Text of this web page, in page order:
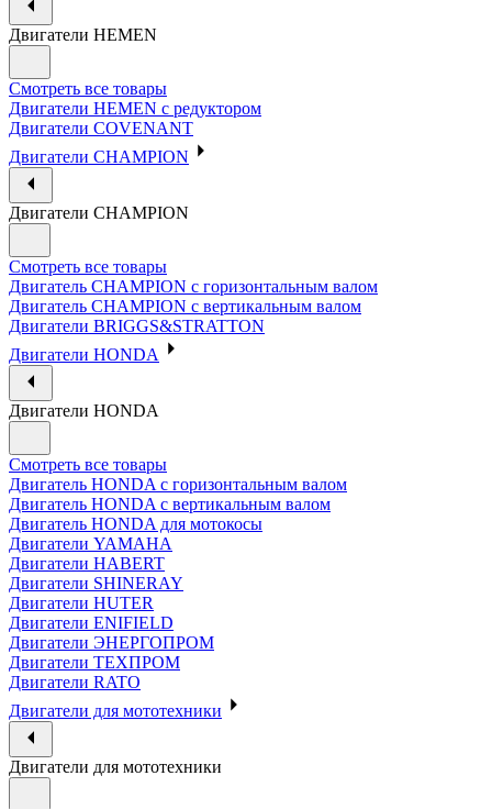
Двигатели HEMEN
Смотреть все товары
Двигатели HEMEN с редуктором
Двигатели COVENANT
Двигатели CHAMPION
Двигатели CHAMPION
Смотреть все товары
Двигатель CHAMPION с горизонтальным валом
Двигатель CHAMPION с вертикальным валом
Двигатели BRIGGS&STRATTON
Двигатели HONDA
Двигатели HONDA
Смотреть все товары
Двигатель HONDA с горизонтальным валом
Двигатель HONDA с вертикальным валом
Двигатель HONDA для мотокосы
Двигатели YAMAHA
Двигатели HABERT
Двигатели SHINERAY
Двигатели HUTER
Двигатели ENIFIELD
Двигатели ЭНЕРГОПРОМ
Двигатели ТЕХПРОМ
Двигатели RATO
Двигатели для мототехники
Двигатели для мототехники